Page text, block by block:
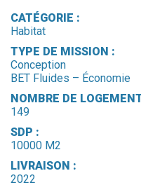
CATÉGORIE :
Habitat
TYPE DE MISSION :
Conception
BET Fluides – Économie
NOMBRE DE
149
SDP :
10000 M2
LIVRAISON :
2022